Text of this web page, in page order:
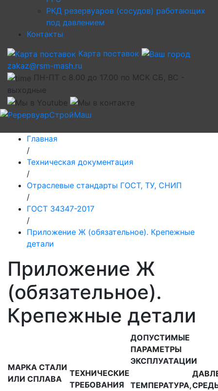
РКД резервуаров (сосудов) работающих
под давлением
Контакты
Карта поставок
zakaz@rsm-mash.ru
ПН-ПТ с 8.00 до 17.00 по МСК СБ, ВС -
выходные
Главная
/
Техническая документация
/
Отраслевые стандарты ГОСТ, ТУ, СНИП
/
ГОСТ 34347-2017
/
Приложение Ж (обязательное). Крепежные
детали
Приложение Ж
(обязательное).
Крепежные детали
МАРКА СТАЛИ
ИЛИ СПЛАВА
ТЕХНИЧЕСКИЕ
ТРЕБОВАНИЯ
ДОПУСТИМЫЕ
ПАРАМЕТРЫ
ЭКСПЛУАТАЦИИ
ТЕМПЕРАТУРА,